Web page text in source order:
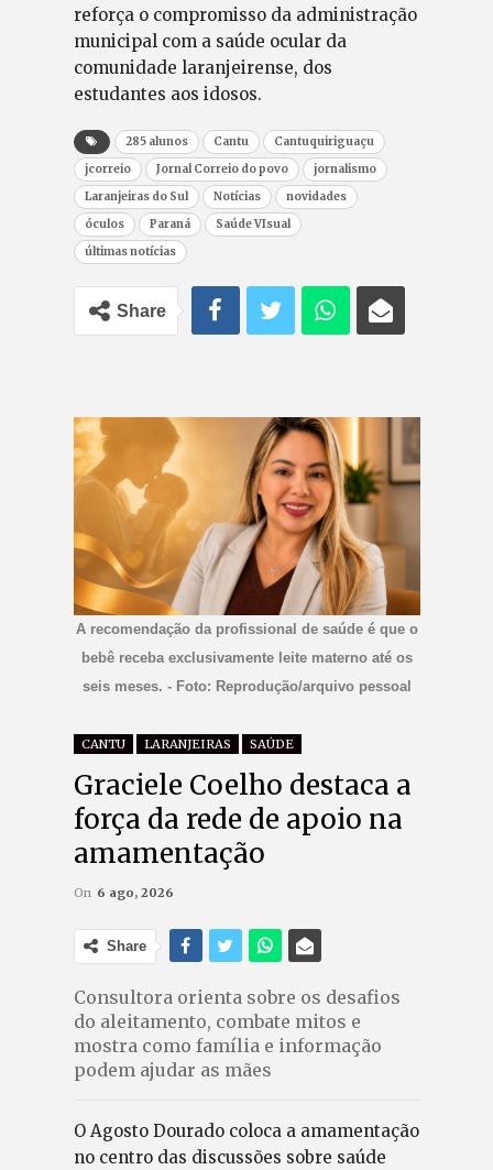
reforça o compromisso da administração
municipal com a saúde ocular da
comunidade laranjeirense, dos
estudantes aos idosos.
285 alunos Cantu
Cantuquiriguaçu
jcorreio
Jornal Correio do povo
jornalismo
Laranjeiras do Sul
Notícias
novidades
óculos
Paraná
Saúde VIsual
últimas notícias
Share
A recomendação da profissional de saúde é que o
bebê receba exclusivamente leite materno até os
seis meses. - Foto: Reprodução/arquivo pessoal
CANTU LARANJEIRAS SAÚDE
Graciele Coelho destaca a
força da rede de apoio na
amamentação
On 6 ago, 2026
Share
Consultora orienta sobre os desafios
do aleitamento, combate mitos e
mostra como família e informação
podem ajudar as mães
O Agosto Dourado coloca a amamentação
no centro das discussões sobre saúde